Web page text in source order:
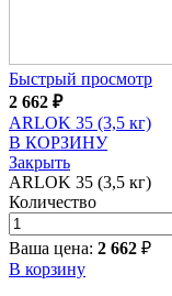
Быстрый просмотр
2 662 ₽
ARLOK 35 (3,5 кг)
В КОРЗИНУ
Закрыть
ARLOK 35 (3,5 кг)
Количество
Ваша цена: 2 662 ₽
В корзину